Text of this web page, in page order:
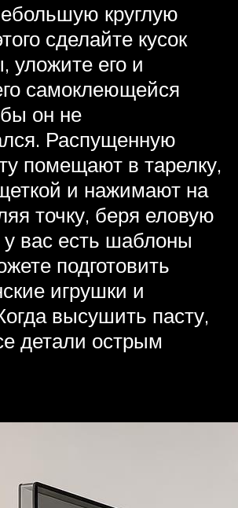
круглую
сделайте кусок
уложите его и
самоклеющейся
он не
Распущенную
помещают в тарелку,
и нажимают на
точку, беря еловую
у вас есть шаблоны
подготовить
игрушки и
высушить пасту,
детали острым